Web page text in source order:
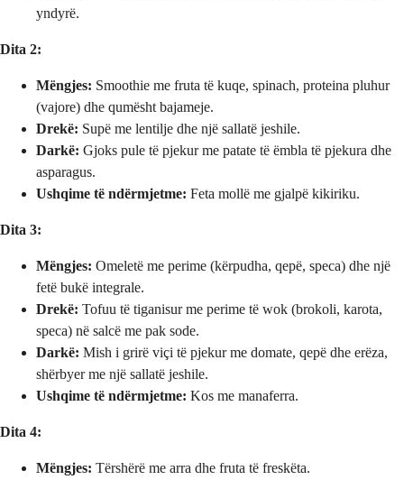
yndyrë.
Dita 2:
Mëngjes: Smoothie me fruta të kuqe, spinach, proteina pluhur
(vajore) dhe qumësht bajameje.
Drekë: Supë me lentilje dhe një sallatë jeshile.
Darkë: Gjoks pule të pjekur me patate të ëmbla të pjekura dhe
asparagus.
Ushqime të ndërmjetme: Feta mollë me gjalpë kikiriku.
Dita 3:
Mëngjes: Omeletë me perime (kërpudha, qepë, speca) dhe një
fetë bukë integrale.
Drekë: Tofuu të tiganisur me perime të wok (brokoli, karota,
speca) në salcë me pak sode.
Darkë: Mish i grirë viçi të pjekur me domate, qepë dhe erëza,
shërbyer me një sallatë jeshile.
Ushqime të ndërmjetme: Kos me manaferra.
Dita 4:
Mëngjes: Tërshërë me arra dhe fruta të freskëta.